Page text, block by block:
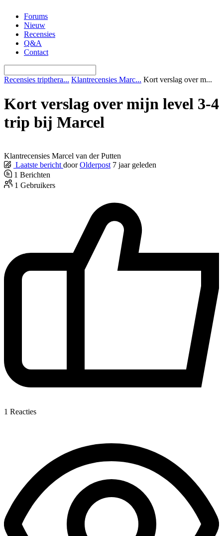
naar
inhoud
Forums
Nieuw
Recensies
Q&A
Contact
Recensies tripthera... Klantrecensies Marc... Kort verslag over m...
Kort verslag over mijn level 3-4
trip bij Marcel
Klantrecensies Marcel van der Putten
Laatste bericht door Olderpost 7 jaar geleden
1 Berichten
1 Gebruikers
1 Reacties